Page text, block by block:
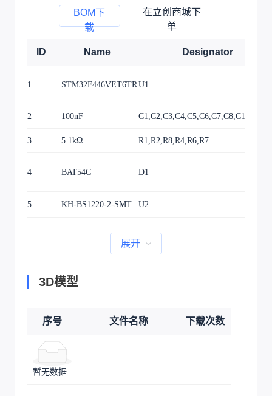
BOM下
载
在立创商城下
单
ID Name Designator
1 STM32F446VET6TRU1
2 100nF
3 5.1kΩ R1,R2,R8,R4,R6,R7
4 BAT54C D1
5 KH-BS1220-2-SMT U2
展开
3D模型
序号 文件名称 下载次数
暂无数据